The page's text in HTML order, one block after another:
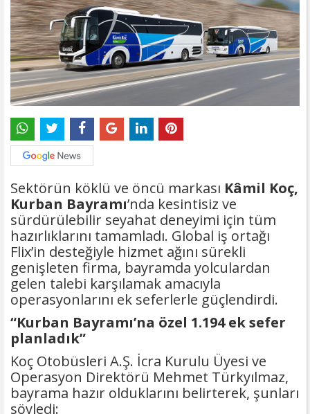
Sektörün köklü ve öncü markası Kâmil Koç,
Kurban Bayramı’nda kesintisiz ve
sürdürülebilir seyahat deneyimi için tüm
hazırlıklarını tamamladı. Global iş ortağı
Flix’in desteğiyle hizmet ağını sürekli
genişleten firma, bayramda yolculardan
gelen talebi karşılamak amacıyla
operasyonlarını ek seferlerle güçlendirdi.
“Kurban Bayramı’na özel 1.194 ek sefer
planladık”
Koç Otobüsleri A.Ş. İcra Kurulu Üyesi ve
Operasyon Direktörü Mehmet Türkyılmaz,
bayrama hazır olduklarını belirterek, şunları
söyledi: